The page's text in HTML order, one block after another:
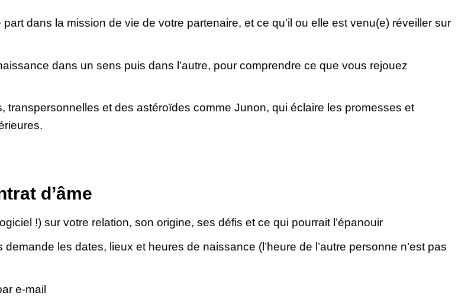
dans la mission de vie de votre partenaire, et ce qu’il ou elle est venu(e) réveiller sur
dans un sens puis dans l’autre, pour comprendre ce que vous rejouez
transpersonnelles et des astéroïdes comme Junon, qui éclaire les promesses et
d’âme
!) sur votre relation, son origine, ses défis et ce qui pourrait l’épanouir
les dates, lieux et heures de naissance (l’heure de l’autre personne n’est pas
e-mail